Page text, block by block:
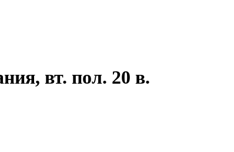
вт. пол. 20 в.